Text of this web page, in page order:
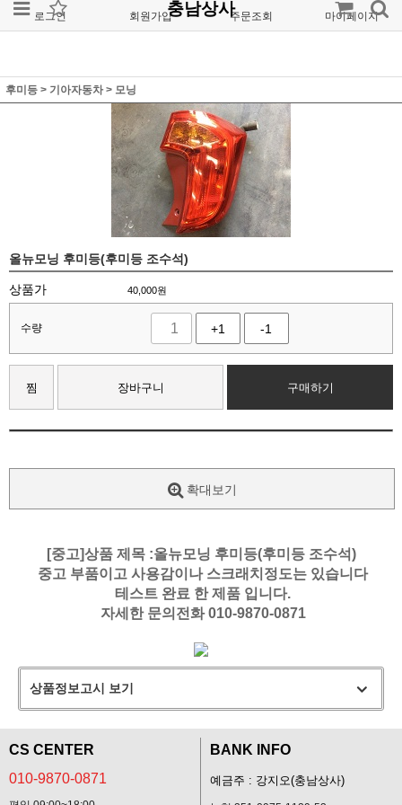
로그인 회원가입 주문조회 마이페이지
충남상사
후미등 > 기아자동차> 모닝
올뉴모닝 후미등(후미등 조수석)
상품가 40,000원
수량 +1 -1
찜 장바구니 구매하기
확대보기
[중고]상품 제목 :올뉴모닝 후미등(후미등 조수석)
중고 부품이고 사용감이나 스크래치정도는 있습니다
테스트 완료 한 제품 입니다.
자세한 문의전화 010-9870-0871
상품정보고시 보기
CS CENTER
010-9870-0871
BANK INFO
예금주 : 강지오(충남상사)